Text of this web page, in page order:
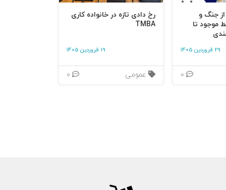
از جنگ و
موجود تا
29 فروردین 1405
رخ دادی تازه در خانواده کاری
TMBA
19 فروردین 1405
عمومی